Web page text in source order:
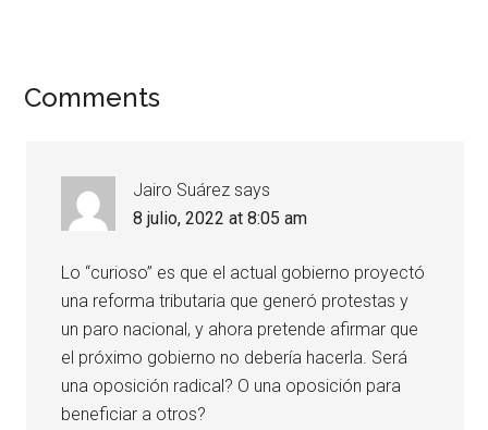
Comments
Jairo Suárez says
8 julio, 2022 at 8:05 am
Lo “curioso” es que el actual gobierno proyectó
una reforma tributaria que generó protestas y
un paro nacional, y ahora pretende afirmar que
el próximo gobierno no debería hacerla. Será
una oposición radical? O una oposición para
beneficiar a otros?